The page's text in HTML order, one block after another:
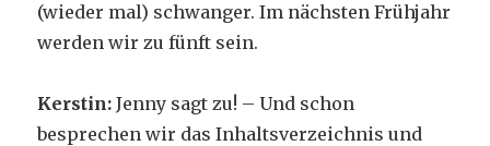
(wieder mal) schwanger. Im nächsten Frühjahr
werden wir zu fünft sein.
Kerstin:Jenny sagt zu! – Und schon
besprechen wir das Inhaltsverzeichnis und